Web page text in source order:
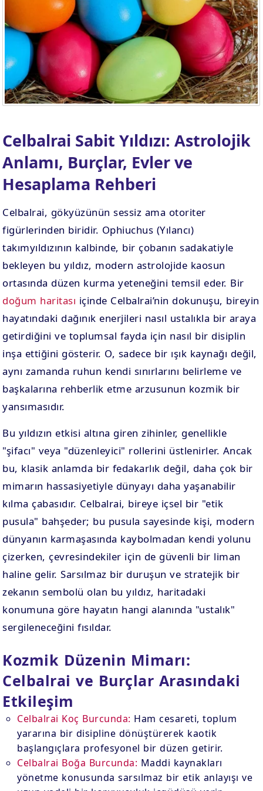
EV4. EV
10. EV
Celbalrai Sabit Yıldızı: Astrolojik
Anlamı, Burçlar, Evler ve
Hesaplama Rehberi
Celbalrai, gökyüzünün sessiz ama otoriter
figürlerinden biridir. Ophiuchus (Yılancı)
takımyıldızının kalbinde, bir çobanın sadakatiyle
bekleyen bu yıldız, modern astrolojide kaosun
ortasında düzen kurma yeteneğini temsil eder. Bir
doğum haritası içinde Celbalrai’nin dokunuşu, bireyin
hayatındaki dağınık enerjileri nasıl ustalıkla bir araya
getirdiğini ve toplumsal fayda için nasıl bir disiplin
inşa ettiğini gösterir. O, sadece bir ışık kaynağı değil,
aynı zamanda ruhun kendi sınırlarını belirleme ve
başkalarına rehberlik etme arzusunun kozmik bir
yansımasıdır.
Bu yıldızın etkisi altına giren zihinler, genellikle
"şifacı" veya "düzenleyici" rollerini üstlenirler. Ancak
bu, klasik anlamda bir fedakarlık değil, daha çok bir
mimarın hassasiyetiyle dünyayı daha yaşanabilir
kılma çabasıdır. Celbalrai, bireye içsel bir "etik
pusula" bahşeder; bu pusula sayesinde kişi, modern
dünyanın karmaşasında kaybolmadan kendi yolunu
çizerken, çevresindekiler için de güvenli bir liman
haline gelir. Sarsılmaz bir duruşun ve stratejik bir
zekanın sembolü olan bu yıldız, haritadaki
konumuna göre hayatın hangi alanında "ustalık"
sergileneceğini fısıldar.
Kozmik Düzenin Mimarı:
Celbalrai ve Burçlar Arasındaki
Etkileşim
Celbalrai Koç Burcunda: Ham cesareti, toplum
yararına bir disipline dönüştürerek kaotik
başlangıçlara profesyonel bir düzen getirir.
Celbalrai Boğa Burcunda: Maddi kaynakları
yönetme konusunda sarsılmaz bir etik anlayışı ve